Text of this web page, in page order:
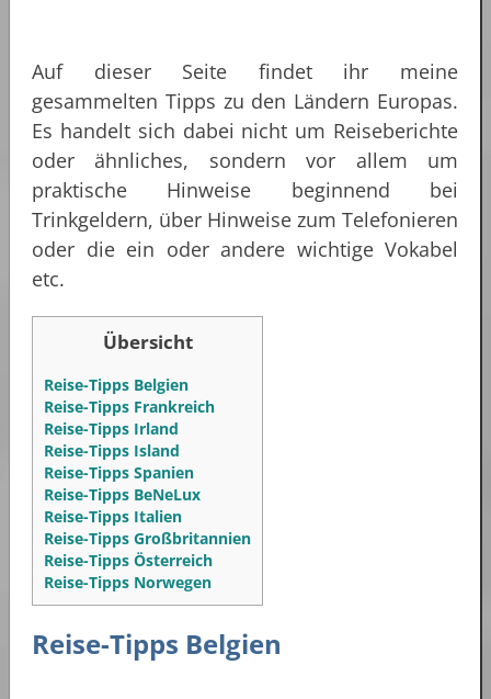
Auf dieser Seite findet ihr meine
gesammelten Tipps zu den Ländern Europas.
Es handelt sich dabei nicht um Reiseberichte
oder ähnliches, sondern vor allem um
praktische Hinweise beginnend bei
Trinkgeldern, über Hinweise zum Telefonieren
oder die ein oder andere wichtige Vokabel
etc.
Übersicht
Reise-Tipps Belgien
Reise-Tipps Frankreich
Reise-Tipps Irland
Reise-Tipps Island
Reise-Tipps Spanien
Reise-Tipps BeNeLux
Reise-Tipps Italien
Reise-Tipps Großbritannien
Reise-Tipps Österreich
Reise-Tipps Norwegen
Reise-Tipps Belgien